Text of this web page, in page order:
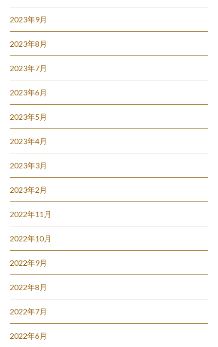
2023年9月
2023年8月
2023年7月
2023年6月
2023年5月
2023年4月
2023年3月
2023年2月
2022年11月
2022年10月
2022年9月
2022年8月
2022年7月
2022年6月